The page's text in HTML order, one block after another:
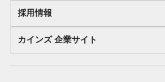
採用情報
カインズ 企業サイト